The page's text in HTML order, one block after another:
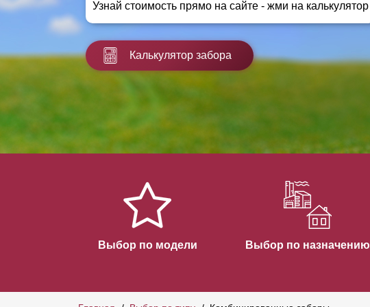
Заборы для дачи
Заборы и ограждения для школ
Забор на участок 10 соток
Узнай стоимость прямо на сайте - жми на калькулятор
Калькулятор забора
Выбор по модели Выбор по назначению